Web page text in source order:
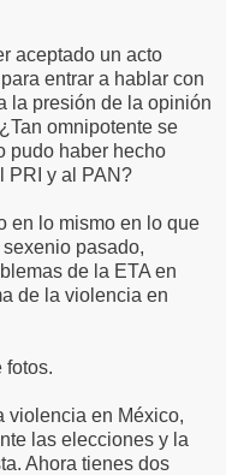
aceptado un acto
entrar a hablar con
la presión de la opinión
omnipotente se
pudo haber hecho
PRI y al PAN?
en lo mismo en lo que
pasado,
de la ETA en
de la violencia en
fotos.
violencia en México,
las elecciones y la
Ahora tienes dos